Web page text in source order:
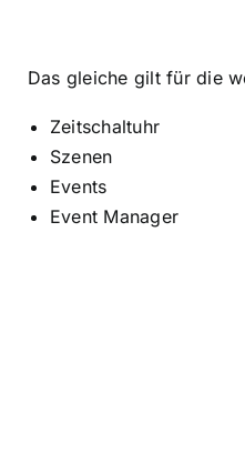
Das gleiche gilt für die
Zeitschaltuhr
Szenen
Events
Event Manager